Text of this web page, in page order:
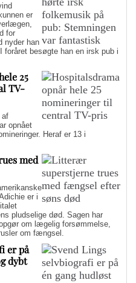
er
for
nyder han
foråret besøgte han en irsk pub i
25
TV-
af
opnået
Heraf er 13 i
med
er i
pludselige død. Sagen har
om lægelig forsømmelse,
om fængsel.
er på
dybt